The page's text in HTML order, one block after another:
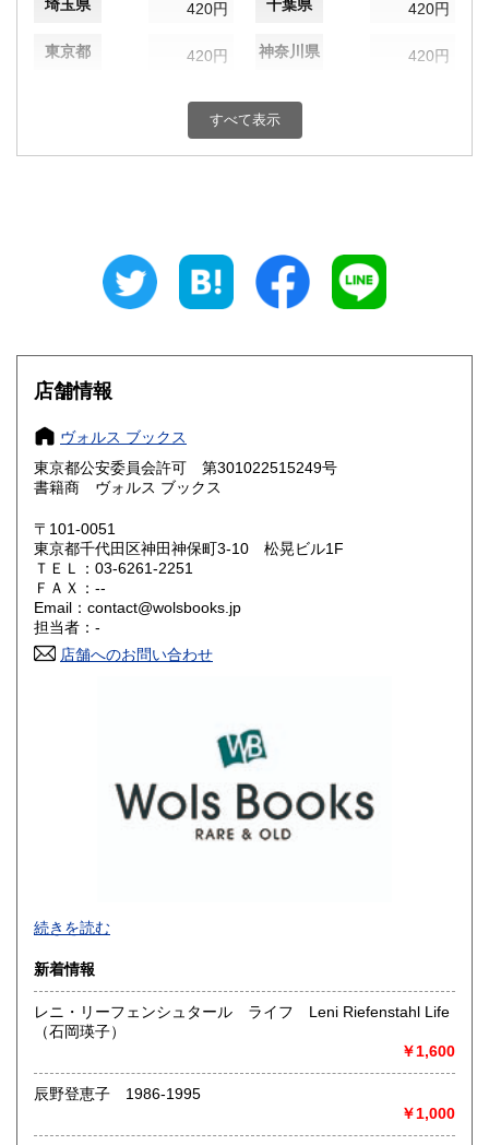
埼玉県 420円 千葉県 420円
東京都 420円 神奈川県 420円
420円 富山県
420円 三重県
大阪府
奈良県
鳥取県 420円 島根県
岡山県
山口県 420円
香川県
高知県 420円
420円 大分県
420円 鹿児島県
すべて表示
店舗情報
ヴォルス ブックス
東京都公安委員会許可 第301022515249号
書籍商 ヴォルス ブックス
〒101-0051
東京都千代田区神田神保町3-10 松晃ビル1F
ＴＥＬ：03-6261-2251
ＦＡＸ：--
Email：contact@wolsbooks.jp
担当者：-
店舗へのお問い合わせ
国内外アート・ヴィジュアル関係書籍、写真集等多数取り扱
続きを読む
新着情報
レニ・リーフェンシュタール ライフ Leni Riefenstahl Life
（石岡瑛子）
￥1,600
辰野登恵子 1986-1995
￥1,000